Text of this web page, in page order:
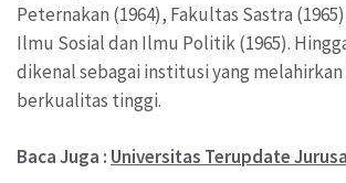
Peternakan (1964), Fakultas Sastra
Ilmu Sosial dan Ilmu Politik (1965).
dikenal sebagai institusi yang
berkualitas tinggi.
Baca Juga : Universitas Terupdate